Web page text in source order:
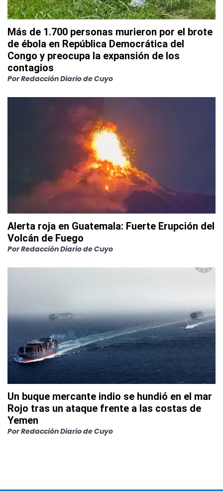
Más de 1.700 personas murieron por el brote
de ébola en República Democrática del
Congo y preocupa la expansión de los
contagios
PorRedacción Diario de Cuyo
Alerta roja en Guatemala: Fuerte Erupción del
Volcán de Fuego
PorRedacción Diario de Cuyo
Un buque mercante indio se hundió en el mar
Rojo tras un ataque frente a las costas de
Yemen
PorRedacción Diario de Cuyo